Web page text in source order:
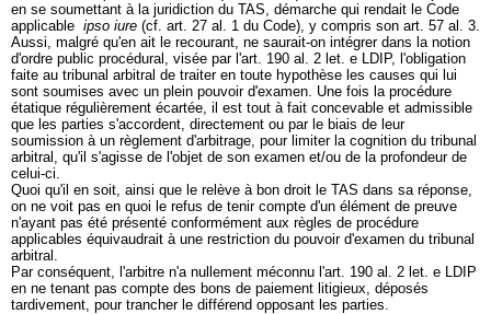
en se soumettant à la juridiction du TAS, démarche qui rendait le Code
applicable ipso iure (cf. art. 27 al. 1 du Code), y compris son art. 57 al. 3.
Aussi, malgré qu'en ait le recourant, ne saurait-on intégrer dans la notion
d'ordre public procédural, visée par l'art. 190 al. 2 let. e LDIP, l'obligation
faite au tribunal arbitral de traiter en toute hypothèse les causes qui lui
sont soumises avec un plein pouvoir d'examen. Une fois la procédure
étatique régulièrement écartée, il est tout à fait concevable et admissible
que les parties s'accordent, directement ou par le biais de leur
soumission à un règlement d'arbitrage, pour limiter la cognition du tribunal
arbitral, qu'il s'agisse de l'objet de son examen et/ou de la profondeur de
celui-ci.
Quoi qu'il en soit, ainsi que le relève à bon droit le TAS dans sa réponse,
on ne voit pas en quoi le refus de tenir compte d'un élément de preuve
n'ayant pas été présenté conformément aux règles de procédure
applicables équivaudrait à une restriction du pouvoir d'examen du tribunal
arbitral.
Par conséquent, l'arbitre n'a nullement méconnu l'art. 190 al. 2 let. e LDIP
en ne tenant pas compte des bons de paiement litigieux, déposés
tardivement, pour trancher le différend opposant les parties.